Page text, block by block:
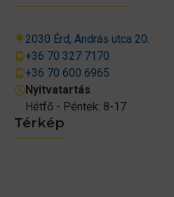
Térkép
2030 Érd, András utca 20.
+36 70 327 7170
+36 70 600 6965
Nyitvatartás
Hétfő - Péntek: 8-17